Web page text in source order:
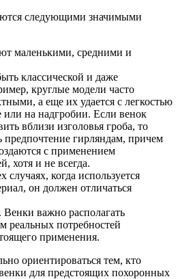
следующими значимыми
маленькими, средними и
классической и даже
круглые модели часто
а еще их удается с легкостью
или на надгробии. Если венок
вблизи изголовья гроба, то
предпочтение гирляндам, причем
с применением
хотя и не всегда.
когда используется
он должен отличаться
важно располагать
реальных потребностей
применения.
ориентироваться тем, кто
для предстоящих похоронных